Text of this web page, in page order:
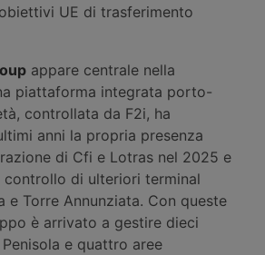
UE di trasferimento
appare centrale nella
piattaforma integrata porto-
controllata da F2i, ha
anni la propria presenza
di Cfi e Lotras nel 2025 e
controllo di ulteriori terminal
e Torre Annunziata. Con queste
è arrivato a gestire dieci
e quattro aree